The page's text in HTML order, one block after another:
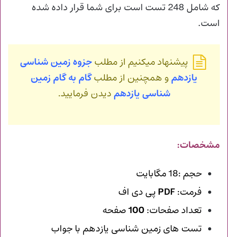
که شامل 248 تست است برای شما قرار داده شده
است.
پیشنهاد میکنیم از مطلبجزوه زمین شناسی
یازدهم و همچنین از مطلبگام به گام زمین
شناسی یازدهم دیدن فرمایید.
مشخصات:
حجم :18 مگابایت
فرمت:PDF پی دی اف
تعداد صفحات: 100صفحه
تست های زمین شناسی یازدهم با جواب